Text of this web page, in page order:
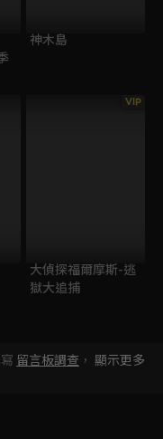
神木島
VIP
大偵探福爾摩斯-逃
獄大追捕
留言板調查 ， 顯示更多